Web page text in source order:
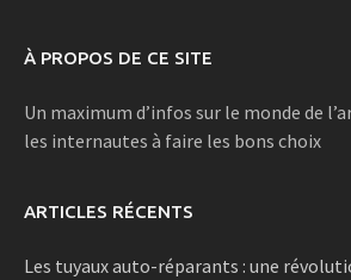
À PROPOS DE CE SITE
Un maximum d’infos sur le monde de
les internautes à faire les bons choix
ARTICLES RÉCENTS
Les tuyaux auto-réparants : une